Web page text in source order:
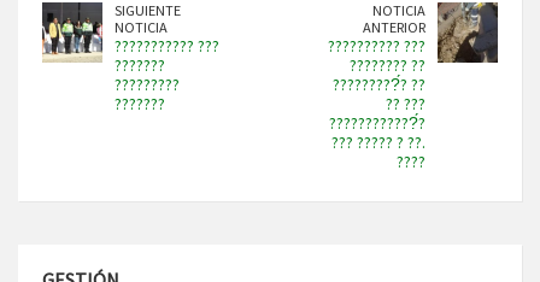
SIGUIENTE
NOTICIA
??????????? ???
???????
?????????
???????
NOTICIA
ANTERIOR
?????????? ???
???????? ??
?????????́? ??
?? ???
????????????́?
??? ????? ? ??.
????